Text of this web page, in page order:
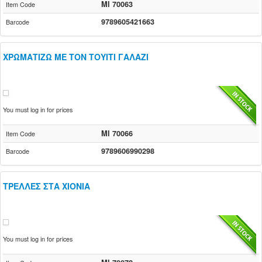
Item Code MI 70063
Barcode 9789605421663
ΧΡΩΜΑΤΙΖΩ ΜΕ ΤΟΝ ΤΟΥΙΤΙ ΓΑΛΑΖΙ
You must log in for prices
Item Code MI 70066
Barcode 9789606990298
ΤΡΕΛΛΕΣ ΣΤΑ ΧΙΟΝΙΑ
You must log in for prices